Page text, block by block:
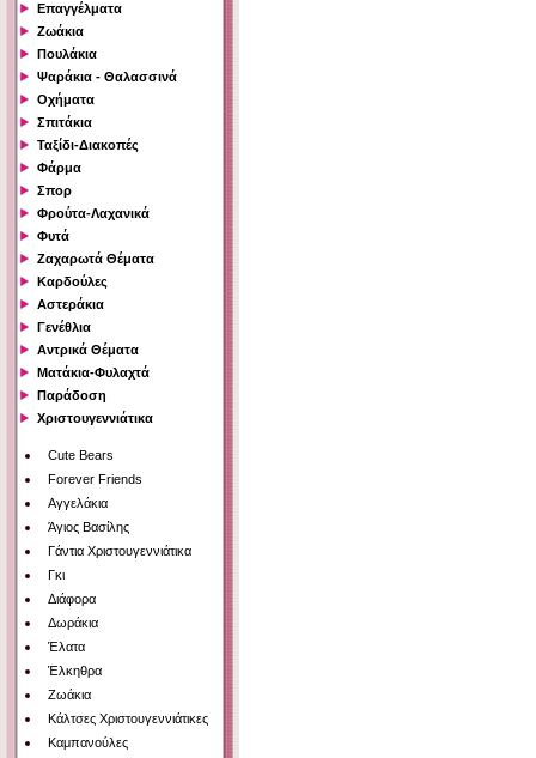
Επαγγέλματα
Ζωάκια
Πουλάκια
Ψαράκια - Θαλασσινά
Οχήματα
Σπιτάκια
Ταξίδι-Διακοπές
Φάρμα
Σπορ
Φρούτα-Λαχανικά
Φυτά
Ζαχαρωτά Θέματα
Καρδούλες
Αστεράκια
Γενέθλια
Αντρικά Θέματα
Ματάκια-Φυλαχτά
Παράδοση
Χριστουγεννιάτικα
Cute Bears
Forever Friends
Αγγελάκια
Άγιος Βασίλης
Γάντια Χριστουγεννιάτικα
Γκι
Διάφορα
Δωράκια
Έλατα
Έλκηθρα
Ζωάκια
Κάλτσες Χριστουγεννιάτικες
Καμπανούλες